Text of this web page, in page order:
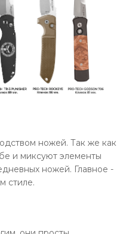
ножей. Так же как
и миксуют элементы
ножей. Главное -
стиле.